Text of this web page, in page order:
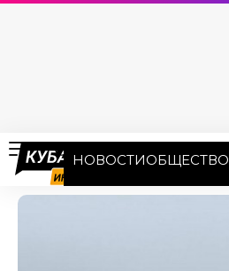
НОВОСТИОБЩЕСТВО